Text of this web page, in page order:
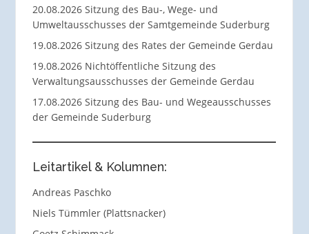
20.08.2026 Sitzung des Bau-, Wege- und
Umweltausschusses der Samtgemeinde Suderburg
19.08.2026 Sitzung des Rates der Gemeinde Gerdau
19.08.2026 Nichtöffentliche Sitzung des
Verwaltungsausschusses der Gemeinde Gerdau
17.08.2026 Sitzung des Bau- und Wegeausschusses
der Gemeinde Suderburg
Leitartikel & Kolumnen:
Andreas Paschko
Niels Tümmler (Plattsnacker)